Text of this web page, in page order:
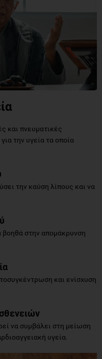
και πνευματικές
την υγεία τα οποία
την καύση λίπους και να
στην απομάκρυνση
και ενίσχυση
να συμβάλει στη μείωση
υγεία.